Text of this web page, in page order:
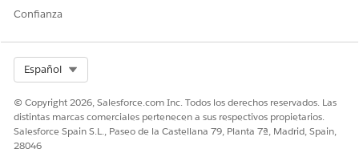
Confianza
Español
© Copyright 2026, Salesforce.com Inc. Todos los derechos reservados. Las
distintas marcas comerciales pertenecen a sus respectivos propietarios.
Salesforce Spain S.L., Paseo de la Castellana 79, Planta 7ª, Madrid, Spain,
28046